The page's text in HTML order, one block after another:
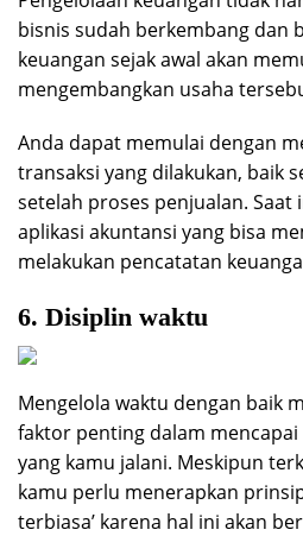
bisnis sudah berkembang dan
keuangan sejak awal akan
mengembangkan usaha
Anda dapat memulai dengan
transaksi yang dilakukan, baik
setelah proses penjualan. Saat
aplikasi akuntansi yang bisa
melakukan pencatatan
6. Disiplin waktu
Mengelola waktu dengan baik
faktor penting dalam
yang kamu jalani. Meskipun
kamu perlu menerapkan
terbiasa’ karena hal ini akan